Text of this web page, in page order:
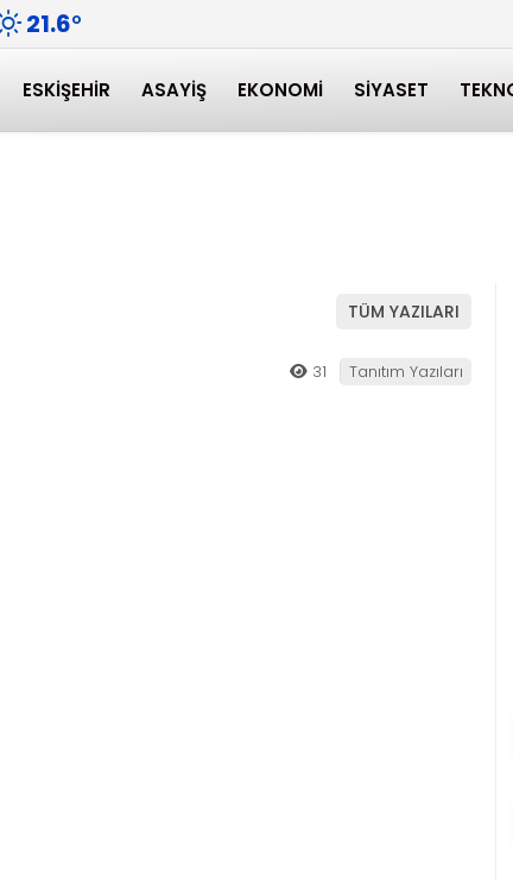
21.6°
ESKIŞEHIR ASAYIŞ EKONOMI SIYASET
TÜM YAZILARI
31 Tanıtım Yazıları